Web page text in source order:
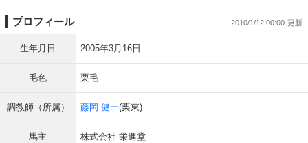
プロフィール 2010/1/12 00:00
生年月日 2005年3月16日
毛色 栗毛
調教師（所属） 藤岡 健一(栗東)
馬主 株式会社 栄進堂